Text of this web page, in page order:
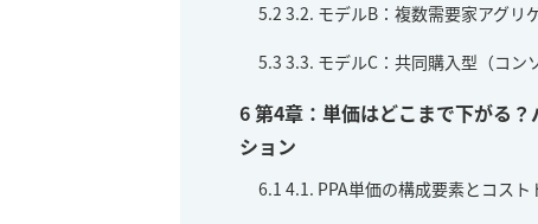
5.2 3.2. モデルB：複数需要家アグリ
5.3 3.3. モデルC：共同購入型（コ
6第4章：単価はどこまで下がる
ション
6.1 4.1. PPA単価の構成要素とコスト